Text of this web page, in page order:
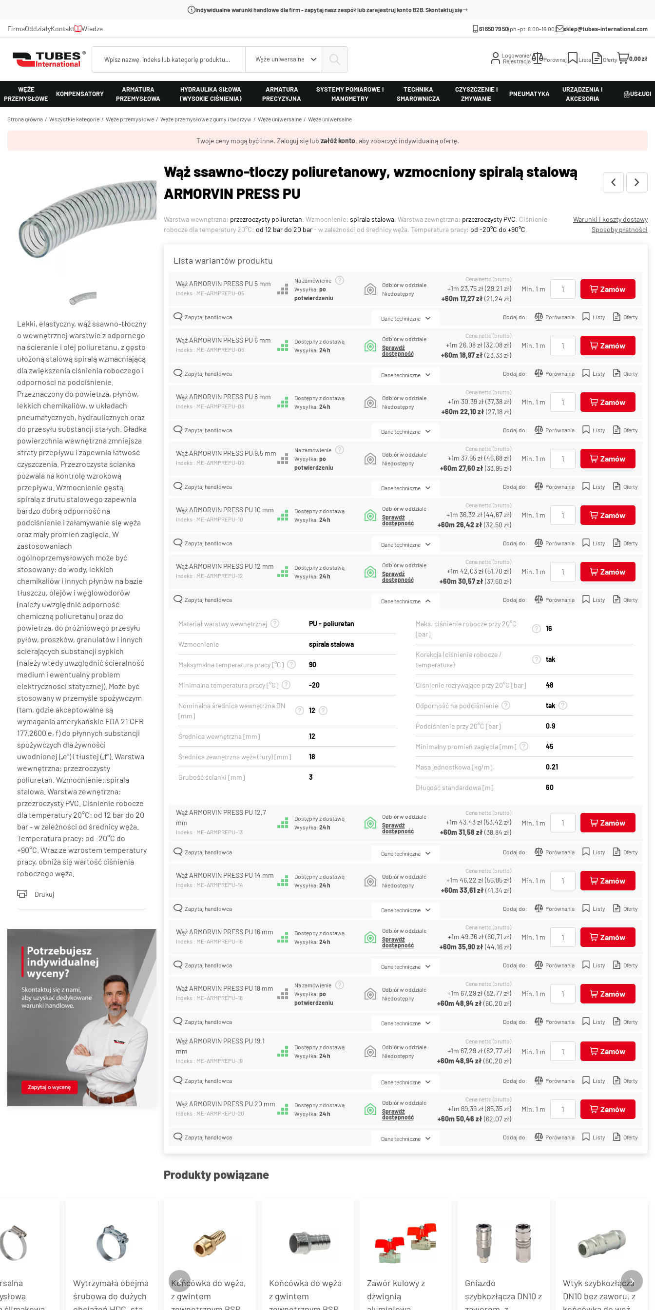
Indywidualne warunki handlowe dla firm - zapytaj nasz zespół lub zarejestruj konto B2B. Skontaktuj się
FirmaOddziałyKontakt Wiedza 61 650 79 50(pn.-pt. 8.00-16.00) sklep@tubes-international.com
Węże uniwersalne
Logowanie/
Rejestracja
Porównaj Lista Oferty 0,00 zł
WĘŻE
PRZEMYSŁOWE
KOMPENSATORY
ARMATURA
PRZEMYSŁOWA
HYDRAULIKA SIŁOWA
(WYSOKIE CIŚNIENIA)
ARMATURA
PRECYZYJNA
SYSTEMY POMIAROWE I
MANOMETRY
TECHNIKA
SMAROWNICZA
CZYSZCZENIE I
ZMYWANIE
PNEUMATYKA
URZĄDZENIA I
AKCESORIA
USŁUGI
Strona główna Wszystkie kategorie Węże przemysłowe Węże przemysłowe z gumy i tworzyw Węże uniwersalne Węże uniwersalne
Twoje ceny mogą być inne. Zaloguj się lub załóż konto, aby zobaczyć indywidualną ofertę.
Lekki, elastyczny, wąż ssawno-tłoczny
o wewnętrznej warstwie z odpornego
na ścieranie i olej poliuretanu, z gęsto
ułożoną stalową spiralą wzmacniającą
dla zwiększenia ciśnienia roboczego i
odporności na podciśnienie.
Przeznaczony do powietrza, płynów,
lekkich chemikaliów, w układach
pneumatycznych, hydraulicznych oraz
do przesyłu substancji stałych. Gładka
powierzchnia wewnętrzna zmniejsza
straty przepływu i zapewnia łatwość
czyszczenia. Przezroczysta ścianka
pozwala na kontrolę wzrokową
przepływu. Wzmocnienie gęstą
spiralą z drutu stalowego zapewnia
bardzo dobrą odporność na
podciśnienie i załamywanie się węża
oraz mały promień zagięcia. W
zastosowaniach
ogólnoprzemysłowych może być
stosowany: do wody, lekkich
chemikaliów i innych płynów na bazie
tłuszczu, olejów i węglowodorów
(należy uwzględnić odporność
chemiczną poliuretanu) oraz do
powietrza, do próżniowego przesyłu
pyłów, proszków, granulatów i innych
ścierających substancji sypkich
(należy wtedy uwzględnić ścieralność
medium i ewentualny problem
elektryczności statycznej). Może być
stosowany w przemyśle spożywczym
(tam, gdzie akceptowalne są
wymagania amerykańskie FDA 21 CFR
177.2600 e, f) do płynnych substancji
spożywczych dla żywności
uwodnionej („e”) i tłustej („f”). Warstwa
wewnętrzna: przezroczysty
poliuretan. Wzmocnienie: spirala
stalowa. Warstwa zewnętrzna:
przezroczysty PVC. Ciśnienie robocze
dla temperatury 20°C: od 12 bar do 20
bar - w zależności od średnicy węża.
Temperatura pracy: od -20°C do
+90°C. Wraz ze wzrostem temperatury
pracy, obniża się wartość ciśnienia
roboczego węża.
Drukuj
Wąż ssawno-tloczy poliuretanowy, wzmocniony spiralą stalową
ARMORVIN PRESS PU
Warstwa wewnętrzna: przezroczysty poliuretan. Wzmocnienie: spirala stalowa. Warstwa zewnętrzna: przezroczysty PVC. Ciśnienie
robocze dla temperatury 20°C: od 12 bar do 20 bar- w zależności od średnicy węża. Temperatura pracy: od -20°C do +90°C.
Warunki i koszty dostawy
Sposoby płatności
Lista wariantów produktu
Wąż ARMORVIN PRESS PU 5 mm
Indeks : ME-ARMPREPU-05
Na zamówienie
Wysyłka:po
potwierdzeniu
Odbiór w oddziale
Niedostępny
Cena netto (brutto)
+1m 23,75 zł(29,21 zł)
+60m17,27 zł(21,24 zł)
Min. 1 m Zamów
Zapytaj handlowca Dodaj do: Porównania Listy Oferty
Dane techniczne
Wąż ARMORVIN PRESS PU 6 mm
Indeks : ME-ARMPREPU-06
Dostępny z dostawą
Wysyłka:24 h
Odbiór w oddziale
Sprawdź
dostępność
Cena netto (brutto)
+1m 26,08 zł(32,08 zł)
+60m18,97 zł(23,33 zł)
Min. 1 m Zamów
Zapytaj handlowca Dodaj do: Porównania Listy Oferty
Dane techniczne
Wąż ARMORVIN PRESS PU 8 mm
Indeks : ME-ARMPREPU-08
Dostępny z dostawą
Wysyłka:24 h
Odbiór w oddziale
Niedostępny
Cena netto (brutto)
+1m 30,39 zł(37,38 zł)
+60m22,10 zł(27,18 zł)
Min. 1 m Zamów
Zapytaj handlowca Dodaj do: Porównania Listy Oferty
Dane techniczne
Wąż ARMORVIN PRESS PU 9,5 mm
Indeks : ME-ARMPREPU-09
Na zamówienie
Wysyłka:po
potwierdzeniu
Odbiór w oddziale
Niedostępny
Cena netto (brutto)
+1m 37,95 zł(46,68 zł)
+60m27,60 zł(33,95 zł)
Min. 1 m Zamów
Zapytaj handlowca Dodaj do: Porównania Listy Oferty
Dane techniczne
Wąż ARMORVIN PRESS PU 10 mm
Indeks : ME-ARMPREPU-10
Dostępny z dostawą
Wysyłka:24 h
Odbiór w oddziale
Sprawdź
dostępność
Cena netto (brutto)
+1m 36,32 zł(44,67 zł)
+60m26,42 zł(32,50 zł)
Min. 1 m Zamów
Zapytaj handlowca Dodaj do: Porównania Listy Oferty
Dane techniczne
Wąż ARMORVIN PRESS PU 12 mm
Indeks : ME-ARMPREPU-12
Dostępny z dostawą
Wysyłka:24 h
Odbiór w oddziale
Sprawdź
dostępność
Cena netto (brutto)
+1m 42,03 zł(51,70 zł)
+60m30,57 zł(37,60 zł)
Min. 1 m Zamów
Zapytaj handlowca Dodaj do: Porównania Listy Oferty
Dane techniczne
Materiał warstwy wewnętrznej PU - poliuretan
Wzmocnienie spirala stalowa
Maksymalna temperatura pracy [°C] 90
Minimalna temperatura pracy [°C] -20
Nominalna średnica wewnętrzna DN
[mm]
12
Średnica wewnętrzna [mm] 12
Średnica zewnętrzna węża (rury) [mm] 18
Grubość ścianki [mm] 3
Maks. ciśnienie robocze przy 20°C
[bar]
16
Korekcja (ciśnienie robocze /
temperatura)
tak
Ciśnienie rozrywające przy 20°C [bar] 48
Odporność na podciśnienie tak
Podciśnienie przy 20°C [bar] 0.9
Minimalny promień zagięcia [mm] 45
Masa jednostkowa [kg/m] 0.21
Długość standardowa [m] 60
Wąż ARMORVIN PRESS PU 12,7
mm
Indeks : ME-ARMPREPU-13
Dostępny z dostawą
Wysyłka:24 h
Odbiór w oddziale
Sprawdź
dostępność
Cena netto (brutto)
+1m 43,43 zł(53,42 zł)
+60m31,58 zł(38,84 zł)
Min. 1 m Zamów
Zapytaj handlowca Dodaj do: Porównania Listy Oferty
Dane techniczne
Wąż ARMORVIN PRESS PU 14 mm
Indeks : ME-ARMPREPU-14
Dostępny z dostawą
Wysyłka:24 h
Odbiór w oddziale
Niedostępny
Cena netto (brutto)
+1m 46,22 zł(56,85 zł)
+60m33,61 zł(41,34 zł)
Min. 1 m Zamów
Zapytaj handlowca Dodaj do: Porównania Listy Oferty
Dane techniczne
Wąż ARMORVIN PRESS PU 16 mm
Indeks : ME-ARMPREPU-16
Dostępny z dostawą
Wysyłka:24 h
Odbiór w oddziale
Sprawdź
dostępność
Cena netto (brutto)
+1m 49,36 zł(60,71 zł)
+60m35,90 zł(44,16 zł)
Min. 1 m Zamów
Zapytaj handlowca Dodaj do: Porównania Listy Oferty
Dane techniczne
Wąż ARMORVIN PRESS PU 18 mm
Indeks : ME-ARMPREPU-18
Na zamówienie
Wysyłka:po
potwierdzeniu
Odbiór w oddziale
Niedostępny
Cena netto (brutto)
+1m 67,29 zł(82,77 zł)
+60m48,94 zł(60,20 zł)
Min. 1 m Zamów
Zapytaj handlowca Dodaj do: Porównania Listy Oferty
Dane techniczne
Wąż ARMORVIN PRESS PU 19,1
mm
Indeks : ME-ARMPREPU-19
Dostępny z dostawą
Wysyłka:24 h
Odbiór w oddziale
Niedostępny
Cena netto (brutto)
+1m 67,29 zł(82,77 zł)
+60m48,94 zł(60,20 zł)
Min. 1 m Zamów
Zapytaj handlowca Dodaj do: Porównania Listy Oferty
Dane techniczne
Wąż ARMORVIN PRESS PU 20 mm
Indeks : ME-ARMPREPU-20
Dostępny z dostawą
Wysyłka:24 h
Odbiór w oddziale
Sprawdź
dostępność
Cena netto (brutto)
+1m 69,39 zł(85,35 zł)
+60m50,46 zł(62,07 zł)
Min. 1 m Zamów
Zapytaj handlowca Dodaj do: Porównania Listy Oferty
Dane techniczne
Produkty powiązane
Wytrzymała obejma
śrubowa do dużych
Końcówka do węża,
z gwintem
Końcówka do węża
z gwintem
Zawór kulowy z
dźwignią
Gniazdo
szybkozłącza DN10 z
Wtyk szybkozłącza
DN10 bez zaworu, z